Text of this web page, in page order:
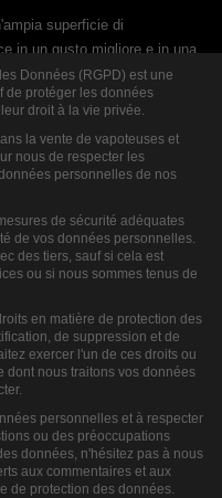
superficie di
in un gusto migliore e in una
bobine tradizionali. E con
certi di ottenere un'esperienza
Wire Coil non offre solo
un'opzione conveniente.
avere accesso a
sacrificare il proprio budget.
Vape SS316L-150 Mesh
Données (RGPD) est une
de protéger les données
droit à la vie privée.
la vente de vapoteuses et
nous de respecter les
personnelles de nos
de sécurité adéquates
de vos données personnelles.
des tiers, sauf si cela est
ou si nous sommes tenus de
en matière de protection des
de suppression et de
exercer l'un de ces droits ou
dont nous traitons vos données
personnelles et à respecter
ou des préoccupations
données, n'hésitez pas à nous
aux commentaires et aux
de protection des données.